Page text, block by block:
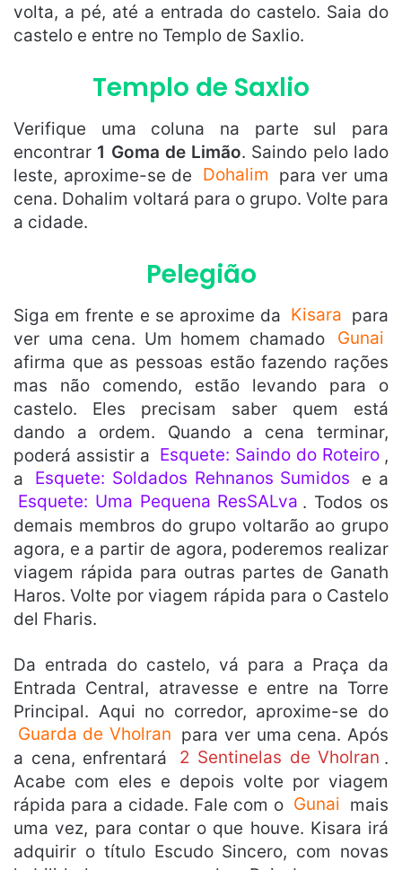
volta, a pé, até a entrada do castelo. Saia do
castelo e entre no Templo de Saxlio.
Templo de Saxlio
Verifique uma coluna na parte sul para
encontrar 1 Goma de Limão. Saindo pelo lado
leste, aproxime-se de
Dohalim
para ver uma
cena. Dohalim voltará para o grupo. Volte para
a cidade.
Pelegião
Siga em frente e se aproxime da Kisara para
ver uma cena. Um homem chamado
Gunai
afirma que as pessoas estão fazendo rações
mas não comendo, estão levando para o
castelo. Eles precisam saber quem está
dando a ordem. Quando a cena terminar,
poderá assistir a Esquete: Saindo do Roteiro ,
a
Esquete: Soldados Rehnanos Sumidos
e a
Esquete: Uma Pequena ResSALva . Todos os
demais membros do grupo voltarão ao grupo
agora, e a partir de agora, poderemos realizar
viagem rápida para outras partes de Ganath
Haros. Volte por viagem rápida para o Castelo
del Fharis.
Da entrada do castelo, vá para a Praça da
Entrada Central, atravesse e entre na Torre
Principal. Aqui no corredor, aproxime-se do
Guarda de Vholran para ver uma cena. Após
a cena, enfrentará
2 Sentinelas de Vholran .
Acabe com eles e depois volte por viagem
rápida para a cidade. Fale com o Gunai mais
uma vez, para contar o que houve. Kisara irá
adquirir o título Escudo Sincero, com novas